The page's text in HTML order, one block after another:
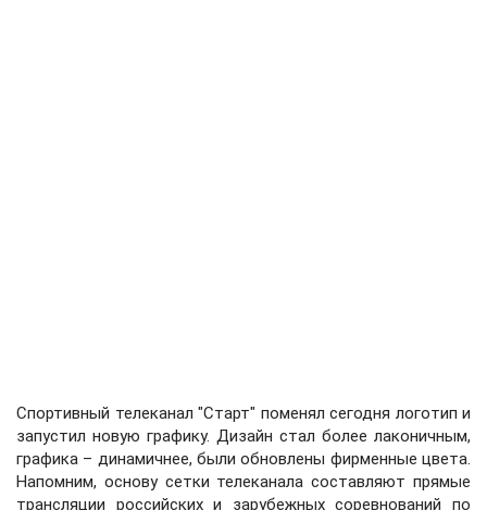
Спортивный телеканал "Старт" поменял сегодня логотип и
запустил новую графику. Дизайн стал более лаконичным,
графика – динамичнее, были обновлены фирменные цвета.
Напомним, основу сетки телеканала составляют прямые
трансляции российских и зарубежных соревнований по